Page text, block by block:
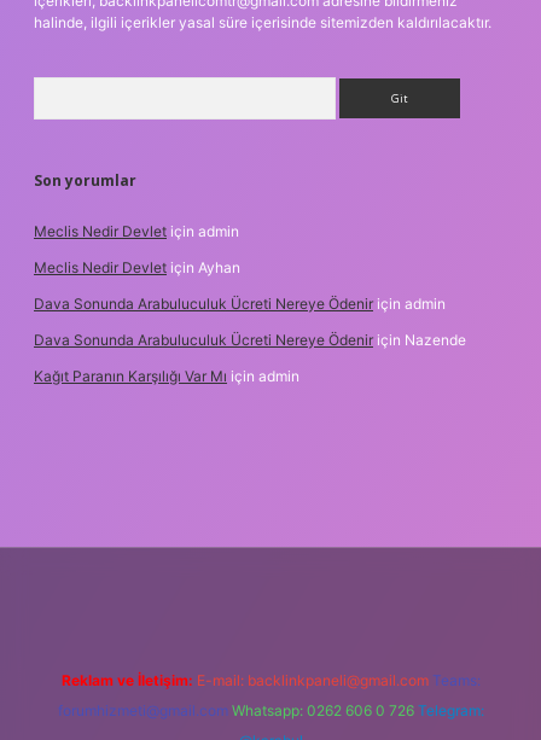
halinde, ilgili içerikler yasal süre içerisinde sitemizden kaldırılacaktır.
Son yorumlar
Meclis Nedir Devlet için admin
Meclis Nedir Devlet için Ayhan
Dava Sonunda Arabuluculuk Ücreti Nereye Ödenir için admin
Dava Sonunda Arabuluculuk Ücreti Nereye Ödenir için Nazende
Kağıt Paranın Karşılığı Var Mı için admin
Reklam ve İletişim: E-mail: backlinkpaneli@gmail.com Teams:
forumhizmeti@gmail.com Whatsapp: 0262 606 0 726 Telegram: